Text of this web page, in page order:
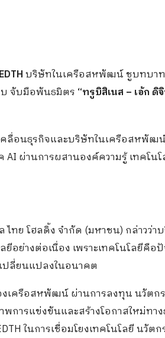
EDTHบริษัทในเครือสหพัฒน์ ชูบทบา
จับมือพันธมิตร “ทรูบิสิเนส – เอ้ก ดิ
คลื่อนธุรกิจและบริษัทในเครือสหพัฒ
ผ่านการผสานองค์ความรู้ เทคโนโ
ทย โฮลดิ้ง จำกัด (มหาชน) กล่าวว่า
ย่างต่อเนื่อง เพราะเทคโนโลยีคือ
ปลี่ยนแปลงในอนาคต
เครือสหพัฒน์ ผ่านการลงทุน นวัตก
การแข่งขันและสร้างโอกาสใหม่ทาง
ในการเชื่อมโยงเทคโนโลยี นวัตก